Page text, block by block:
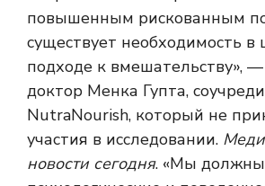
повышенным рискованным
существует необходимость в
подходе к вмешательству», —
доктор Менка Гупта,
NutraNourish, который не
участия в исследовании.
новости сегодня. «Мы должны